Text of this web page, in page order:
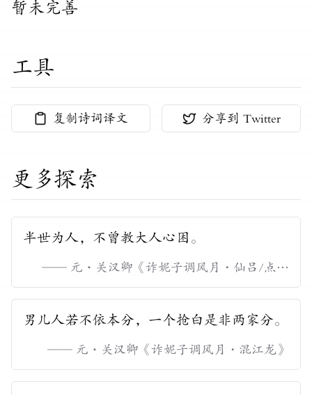
暂未完善
工具
复制诗词译文 分享到 Twitter
更多探索
半世为人，不曾教大人心困。
—— 元 · 关汉卿 《 诈妮子调风月・仙吕/点绛
唇》
男儿人若不依本分，一个抢白是非两家分。
—— 元 · 关汉卿 《 诈妮子调风月・混江龙 》